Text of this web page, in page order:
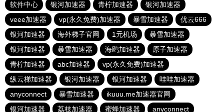
软件中心
银河加速器 青柠加速器
银河加速器
veee加速器
vp(永久免费)加速器 暴雪加速器
优云666
银河加速器
海外梯子官网 1元机场
暴雪加速器
银河加速器
暴雪加速器 海鸥加速器
原子加速器
青柠加速器
abc加速器
vp(永久免费)加速器
纵云梯加速器
银河加速器 银河加速器
哇哇加速器
anyconnect
暴雪加速器
ikuuu.me加速器官网
银河加速器
荔枝加速器 蜜蜂加速器 anyconnect